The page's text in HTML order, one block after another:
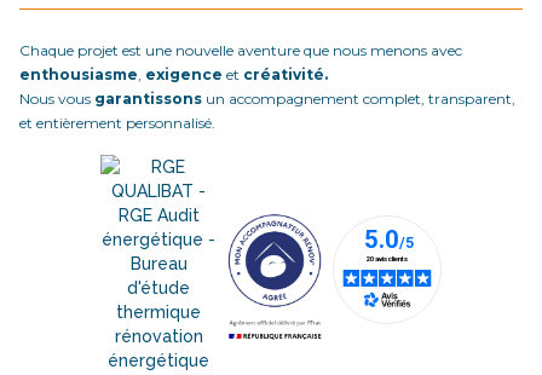
Chaque projet est une nouvelle aventure que nous menons avec
enthousiasme, exigence et créativité.
Nous vous garantissons un accompagnement complet, transparent,
et entièrement personnalisé.